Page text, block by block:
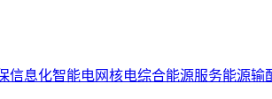
信息化智能电网核电综合能源服务能源输